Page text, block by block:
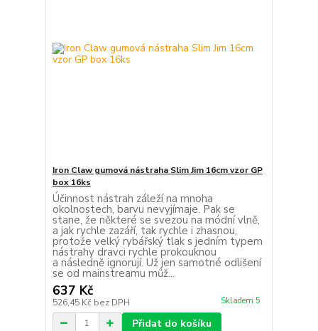
Iron Claw gumová nástraha Slim Jim 16cm vzor GP
box 16ks
Účinnost nástrah záleží na mnoha
okolnostech, barvu nevyjímaje. Pak se
stane, že některé se svezou na módní vlně,
a jak rychle zazáří, tak rychle i zhasnou,
protože velký rybářský tlak s jedním typem
nástrahy dravci rychle prokouknou
a následně ignorují. Už jen samotné odlišení
se od mainstreamu můž...
637 Kč
526,45 Kč bez DPH Skladem 5
Přidat do košíku